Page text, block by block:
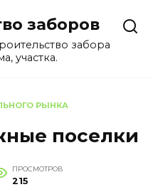
заборов
забора
участка.
РЫНКА
поселки
ПРОСМОТРОВ
215